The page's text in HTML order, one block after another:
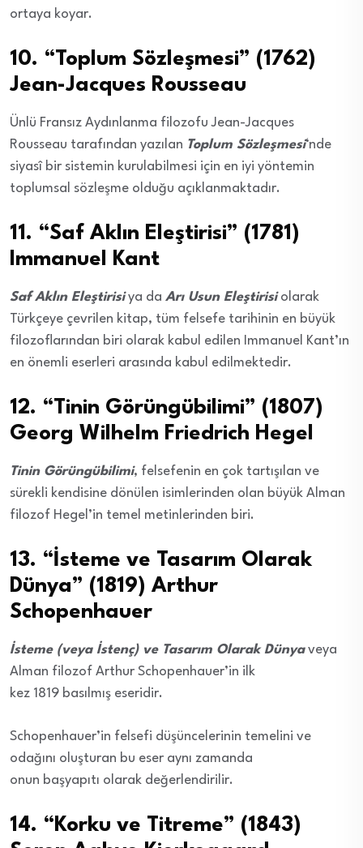
ortaya koyar.
10. “Toplum Sözleşmesi” (1762)
Jean-Jacques Rousseau
Ünlü Fransız Aydınlanma filozofu Jean-Jacques
Rousseau tarafından yazılan Toplum Sözleşmesi‘nde
siyasî bir sistemin kurulabilmesi için en iyi yöntemin
toplumsal sözleşme olduğu açıklanmaktadır.
11. “Saf Aklın Eleştirisi” (1781)
Immanuel Kant
Saf Aklın Eleştirisiya da Arı Usun Eleştirisiolarak
Türkçeye çevrilen kitap, tüm felsefe tarihinin en büyük
filozoflarından biri olarak kabul edilen Immanuel Kant’ın
en önemli eserleri arasında kabul edilmektedir.
12. “Tinin Görüngübilimi” (1807)
Georg Wilhelm Friedrich Hegel
Tinin Görüngübilimi, felsefenin en çok tartışılan ve
sürekli kendisine dönülen isimlerinden olan büyük Alman
filozof Hegel’in temel metinlerinden biri.
13. “İsteme ve Tasarım Olarak
Dünya” (1819) Arthur
Schopenhauer
İsteme (veya İstenç) ve Tasarım Olarak Dünyaveya
Alman filozof Arthur Schopenhauer’in ilk
kez 1819 basılmış eseridir.
Schopenhauer’in felsefi düşüncelerinin temelini ve
odağını oluşturan bu eser aynı zamanda
onun başyapıtı olarak değerlendirilir.
14. “Korku ve Titreme” (1843)